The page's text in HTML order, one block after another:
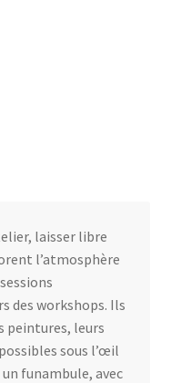
laisser libre
l’atmosphère
des workshops. Ils
peintures, leurs
sous l’œil
funambule, avec